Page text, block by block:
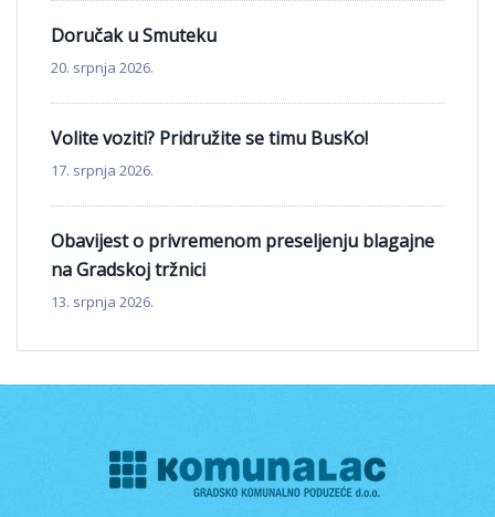
Doručak u Smuteku
20. srpnja 2026.
Volite voziti? Pridružite se timu BusKo!
17. srpnja 2026.
Obavijest o privremenom preseljenju blagajne
na Gradskoj tržnici
13. srpnja 2026.